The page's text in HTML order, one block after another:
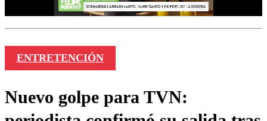
ENTRETENCIÓN
Nuevo golpe para TVN: